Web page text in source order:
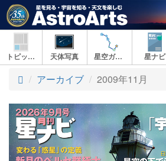
トピックス 天体写真 星空ガイド 星ナビ
アーカイブ 2009年11月